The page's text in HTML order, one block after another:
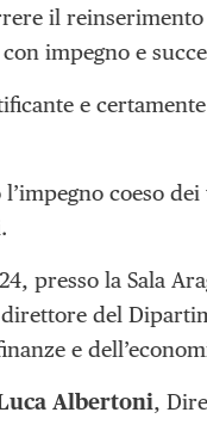
il
impegno e
e
coeso
presso la Sala
del
e
Albertoni,